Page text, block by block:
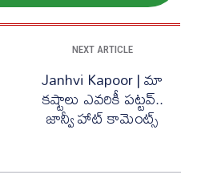
NEXT ARTICLE
Janhvi Kapoor | మా
కష్టాలు ఎవరికీ పట్టవ్..
జాన్వీ హాట్ కామెంట్స్